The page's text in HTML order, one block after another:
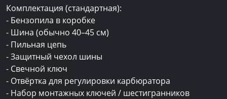
Комплектация (стандартная):
- Бензопила в коробке
- Шина (обычно 40–45 см)
- Пильная цепь
- Защитный чехол шины
- Свечной ключ
- Отвёртка для регулировки карбюратора
- Набор монтажных ключей / шестигранников